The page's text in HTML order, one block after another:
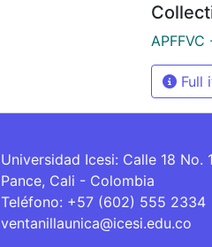
Full
Universidad Icesi: Calle 18 No.
Pance, Cali - Colombia
Teléfono: +57 (602) 555 2334
ventanillaunica@icesi.edu.co